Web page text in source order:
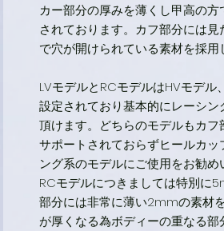
カー部分の厚みを薄くし甲高の
されております。カフ部分には
で穴が開けられている素材を採用
LVモデルとRCモデルはHVモデル
設定されており基本的にレーシ
頂けます。どちらのモデルもカ
サポートされておらずヒールカ
ング系のモデルにご使用をお勧め
RCモデルにつきましては特別に
部分には非常に薄い2mmの素材
が厚くなる為ボディーの重なる